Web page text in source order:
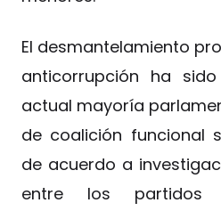
El desmantelamiento
anticorrupción ha
actual mayoría
de coalición funcional
de acuerdo a
entre los